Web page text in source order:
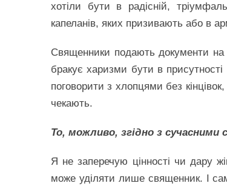
хотіли бути в радісній,
капеланів, яких призивають або в
Священники подають документи на
бракує харизми бути в присутності
поговорити з хлопцями без
чекають.
То, можливо, згідно з сучасними
Я не заперечую цінності чи дару
може уділяти лише священник. І